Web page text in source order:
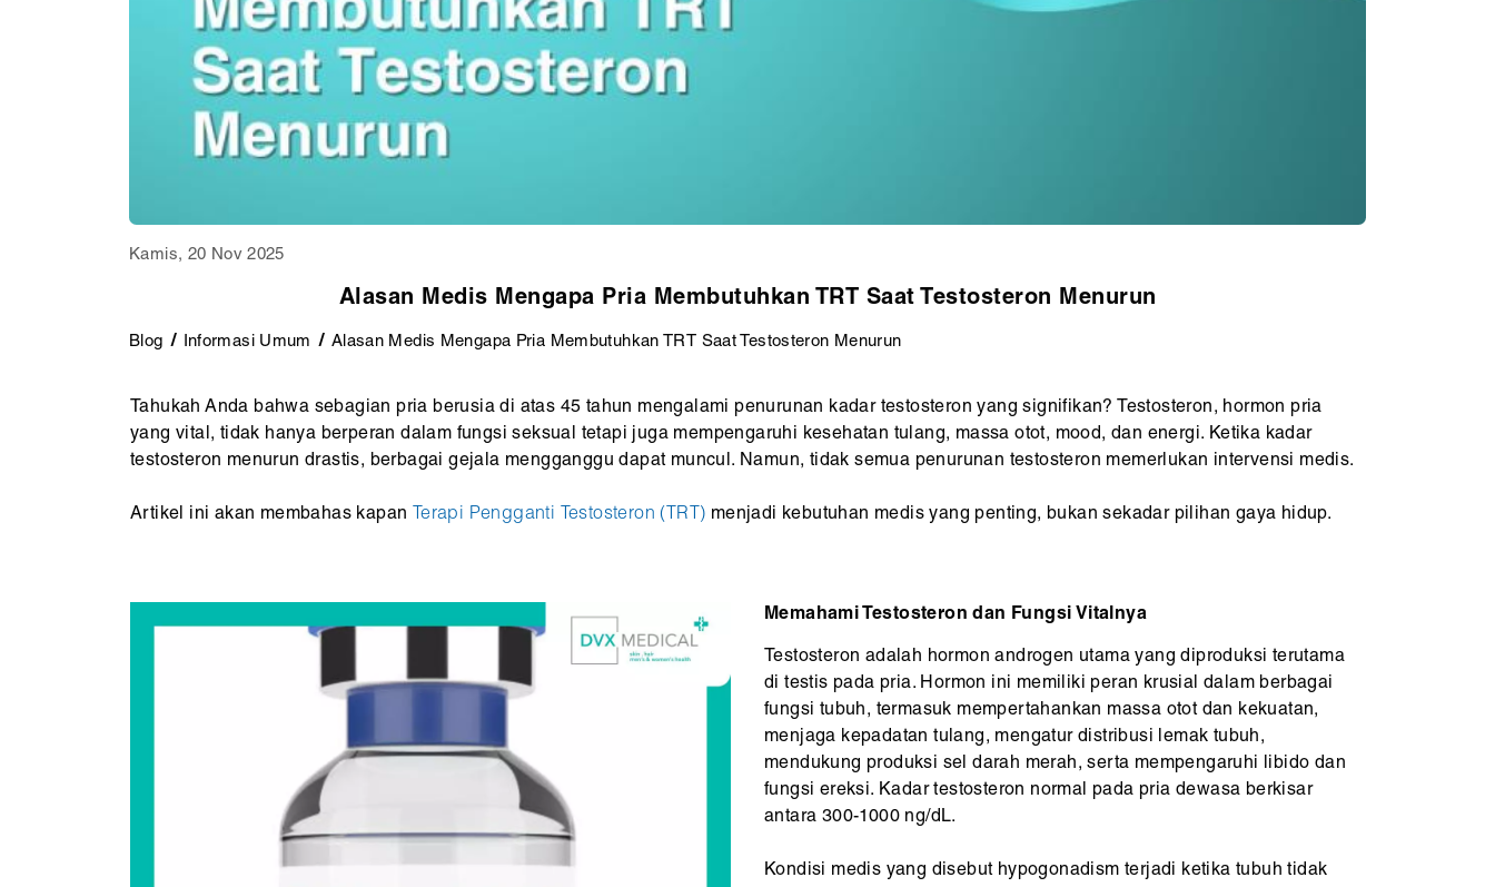
Kamis, 20 Nov 2025
Alasan Medis Mengapa Pria Membutuhkan TRT Saat Testosteron Menurun
Blog Informasi Umum Alasan Medis Mengapa Pria Membutuhkan TRT Saat Testosteron Menurun
Tahukah Anda bahwa sebagian pria berusia di atas 45 tahun mengalami penurunan kadar testosteron yang signifikan? Testosteron, hormon pria
yang vital, tidak hanya berperan dalam fungsi seksual tetapi juga mempengaruhi kesehatan tulang, massa otot, mood, dan energi. Ketika kadar
testosteron menurun drastis, berbagai gejala mengganggu dapat muncul. Namun, tidak semua penurunan testosteron memerlukan intervensi medis.
Artikel ini akan membahas kapan Terapi Pengganti Testosteron (TRT) menjadi kebutuhan medis yang penting, bukan sekadar pilihan gaya hidup.
Memahami Testosteron dan Fungsi Vitalnya
Testosteron adalah hormon androgen utama yang diproduksi terutama
di testis pada pria. Hormon ini memiliki peran krusial dalam berbagai
fungsi tubuh, termasuk mempertahankan massa otot dan kekuatan,
menjaga kepadatan tulang, mengatur distribusi lemak tubuh,
mendukung produksi sel darah merah, serta mempengaruhi libido dan
fungsi ereksi. Kadar testosteron normal pada pria dewasa berkisar
antara 300-1000 ng/dL.
Kondisi medis yang disebut hypogonadism terjadi ketika tubuh tidak